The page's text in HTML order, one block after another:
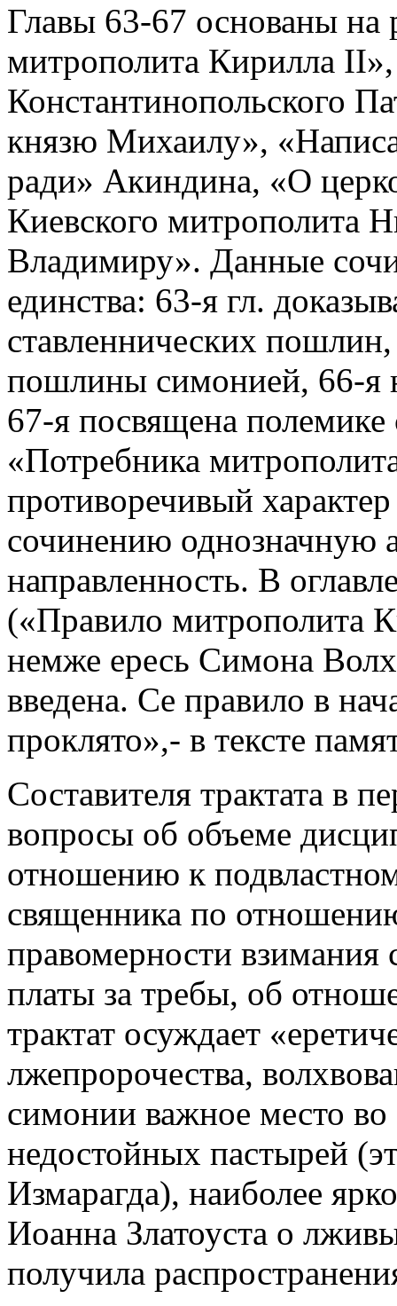
Главы 63-67 основаны на
митрополита Кирилла
Константинопольского
князю Михаилу»,
ради» Акиндина, «О
Киевского митрополита
Владимиру». Данные
единства: 63-я гл.
ставленнических
пошлины симонией, 66-я
67-я посвящена
«Потребника
противоречивый
сочинению однозначную
направленность. В
(«Правило митрополита
немже ересь Симона
введена. Се правило в
проклято»,- в тексте
Составителя трактата в
вопросы об объеме
отношению к
священника по
правомерности
платы за требы, об
трактат осуждает
лжепророчества,
симонии важное место
недостойных пастырей
Измарагда), наиболее
Иоанна Златоуста о
получила